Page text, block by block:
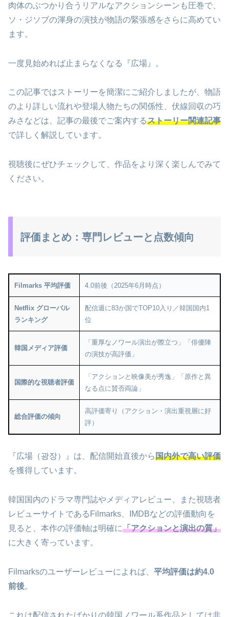
肉体のぶつかり合うリアルなアクションシーンも圧巻で、
ソ・ジソブの渾身の演技が物語の緊張感をさらに高めてい
ます。
一度見始めれば止まらなくなる『広場』。
この記事ではストーリーを簡潔にご紹介しましたが、物語
のより詳しい流れや登場人物たちの関係性、伏線回収の巧
みさなどは、記事の最後でご案内するストーリー関連記事
で詳しく解説しています。
視聴後にぜひチェックして、作品をより深く楽しんでみて
ください。
評価まとめ：専門レビューと点数傾向
Filmarks 平均評価 4.0前後（2025年6月時点）
Netflix グローバル
ランキング
配信週に83か国でTOP10入り／韓国国内1
位
韓国メディア評価
「重厚なノワール演出が際立つ」「俳優陣
の演技が高評価」
国際的な視聴者評価
「アクションと映像美が秀逸」「原作と異
なる点に賛否両論」
総合評価の傾向
高評価寄り（アクション・演出重視層に好
評）
『広場（광장）』は、配信開始直後から国内外で高い評価
を獲得しています。
韓国国内のドラマ専門誌やメディアレビュー、また視聴者
レビューサイトであるFilmarks、IMDBなどの評価動向を
見ると、本作の評価軸は明確に「アクションと演出の質」
に大きく寄っています。
Filmarksのユーザーレビューによれば、 平均評価は約4.0
前後。
これは配信されたばかりの韓国ノワール系作品としては非